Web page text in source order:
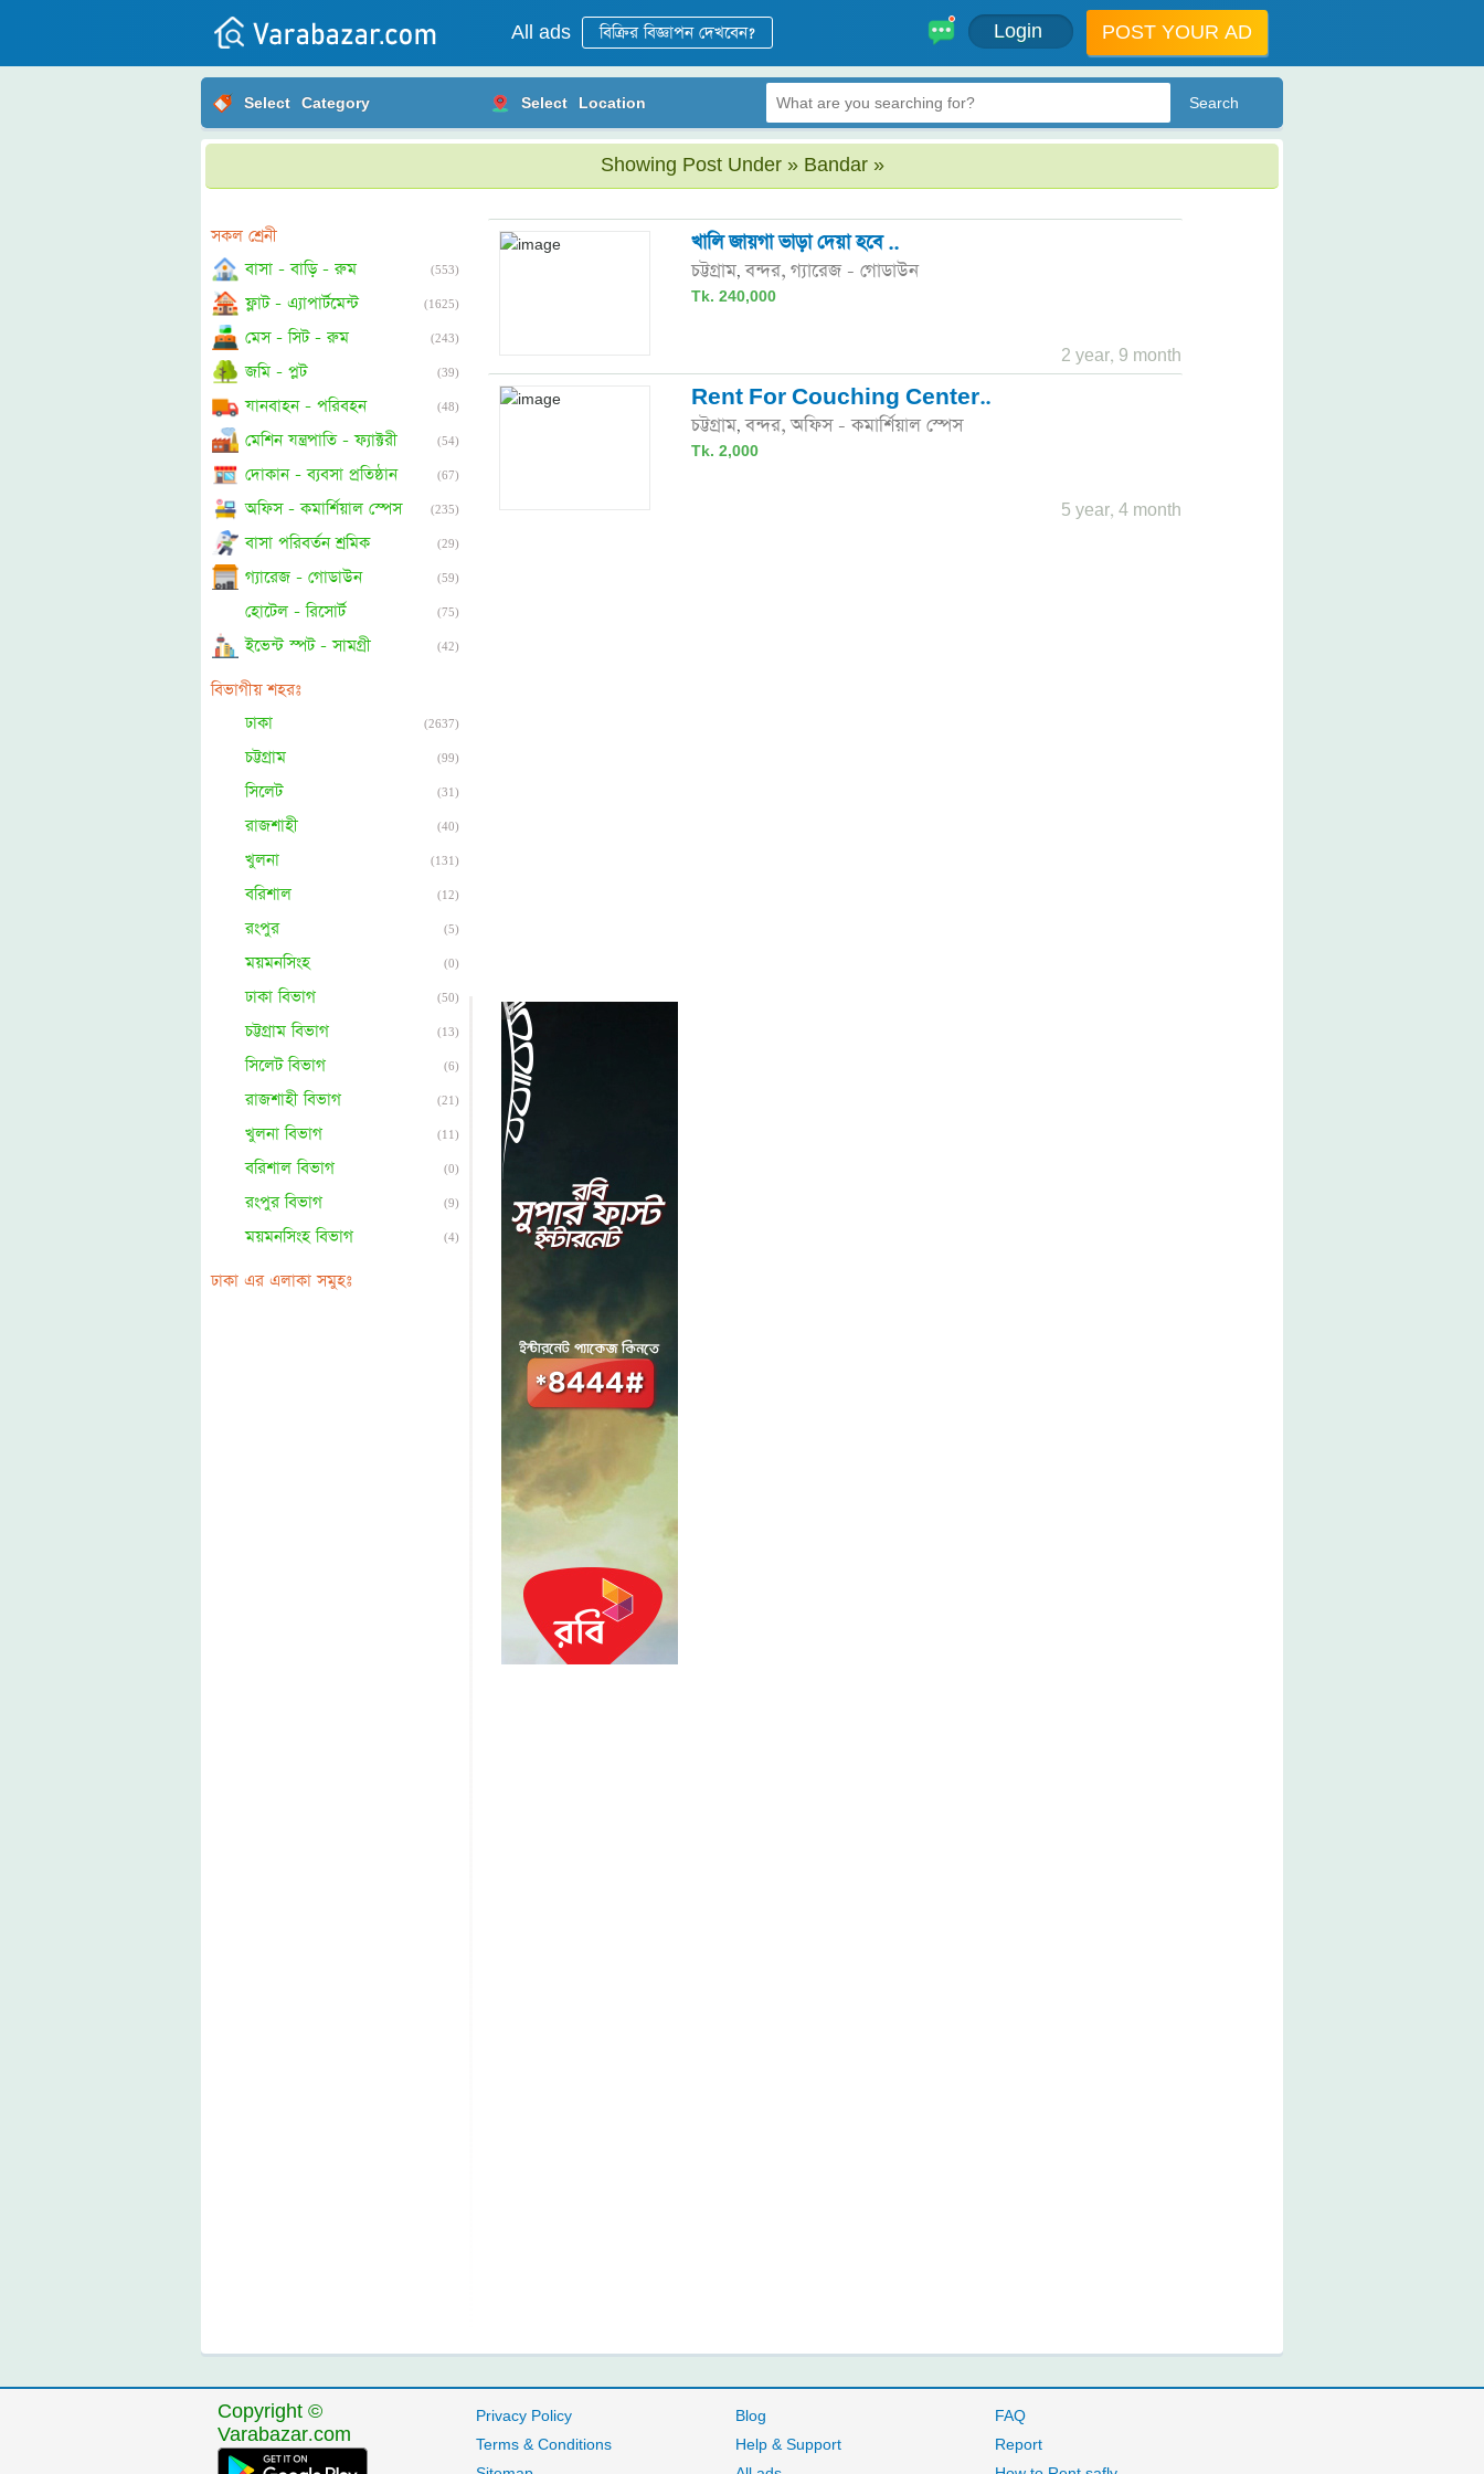
All ads Login POST YOUR AD
Select Category Select Location
Showing Post Under » Bandar »
সকল শ্রেনী
বাসা - বাড়ি - রুম
(553)
ফ্লাট - এ্যাপার্টমেন্ট (1625)
মেস - সিট - রুম (243)
জমি - প্লট (39)
যানবাহন - পরিবহন (48)
মেশিন যন্ত্রপাতি - ফ্যাক্টরী (54)
দোকান - ব্যবসা প্রতিষ্ঠান (67)
অফিস - কমার্শিয়াল স্পেস (235)
বাসা পরিবর্তন শ্রমিক (29)
গ্যারেজ - গোডাউন (59)
হোটেল - রিসোর্ট (75)
ইভেন্ট স্পট - সামগ্রী (42)
বিভাগীয় শহরঃ
ঢাকা
(2637)
চট্টগ্রাম (99)
সিলেট (31)
রাজশাহী (40)
খুলনা (131)
বরিশাল (12)
রংপুর (5)
ময়মনসিংহ (0)
ঢাকা বিভাগ (50)
চট্টগ্রাম বিভাগ (13)
সিলেট বিভাগ (6)
রাজশাহী বিভাগ (21)
খুলনা বিভাগ (11)
বরিশাল বিভাগ (0)
রংপুর বিভাগ (9)
ময়মনসিংহ বিভাগ (4)
ঢাকা এর এলাকা সমুহঃ
খালি জায়গা ভাড়া দেয়া হবে ..
চট্টগ্রাম, বন্দর, গ্যারেজ - গোডাউন
Tk. 240,000
2 year, 9 month
Rent For Couching Center..
চট্টগ্রাম, বন্দর, অফিস - কমার্শিয়াল স্পেস
Tk. 2,000
5 year, 4 month
vb
Ads
X
Copyright ©
Varabazar.com
Privacy Policy
Terms & Conditions
Blog
Help & Support
FAQ
Report